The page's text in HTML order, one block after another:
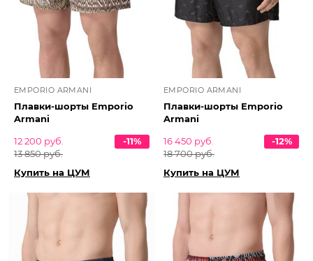
EMPORIO ARMANI
Плавки-шорты Emporio
Armani
12 200 руб.
13 850 руб.
-11%
Купить на ЦУМ
EMPORIO ARMANI
Плавки-шорты Emporio
Armani
16 450 руб.
18 700 руб.
-12%
Купить на ЦУМ